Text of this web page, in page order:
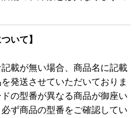
いて】
載が無い場合、商品名に記載
発送させていただいておりま
の型番が異なる商品が御座い
ず商品の型番をご確認してい